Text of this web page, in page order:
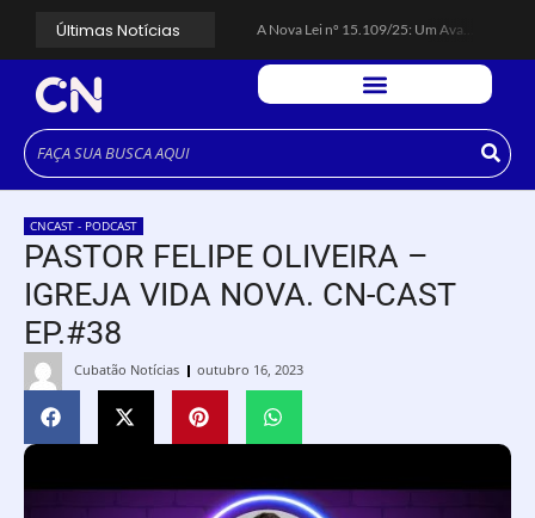
Últimas Notícias
A Nova Lei nº 15.109/25: Um Avanço na Garantia dos Honorários Advocatícios.
Espingarda roubada de agentes de segurança ferroviária é recuperada na Vila Esperança.
Polícia Rodoviária resgata bicho-preguiça na Rodovia dos Imigrantes, em Cubatão.
Cubatão tem vasta programação no Mês da Mulher: atividades começam nesta sexta (7).
Vigilantes são atacados por criminosos armados durante escolta de carga na Vila Esperança.
CNCAST - PODCAST
PASTOR FELIPE OLIVEIRA –
IGREJA VIDA NOVA. CN-CAST
EP.#38
Cubatão Notícias outubro 16, 2023